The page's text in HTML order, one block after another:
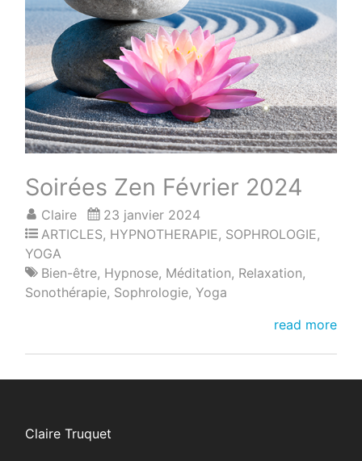
Soirées Zen Février 2024
Claire
23 janvier 2024
ARTICLES, HYPNOTHERAPIE, SOPHROLOGIE,
YOGA
Bien-être, Hypnose, Méditation, Relaxation,
Sonothérapie, Sophrologie,Yoga
Soirées
2024
read more
Claire Truquet